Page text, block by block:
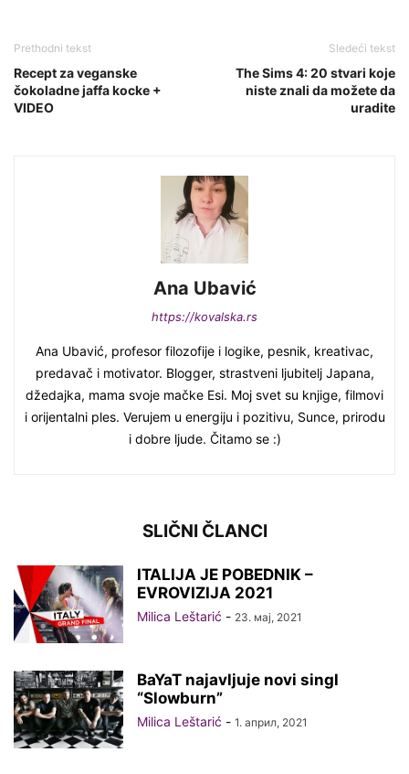
Prethodni tekst
Recept za veganske
čokoladne jaffa kocke +
VIDEO
Sledeći tekst
The Sims 4: 20 stvari koje
niste znali da možete da
uradite
Ana Ubavić
https://kovalska.rs
Ana Ubavić, profesor filozofije i logike, pesnik, kreativac,
predavač i motivator. Blogger, strastveni ljubitelj Japana,
džedajka, mama svoje mačke Esi. Moj svet su knjige, filmovi
i orijentalni ples. Verujem u energiju i pozitivu, Sunce, prirodu
i dobre ljude. Čitamo se :)
SLIČNI ČLANCI
ITALIJA JE POBEDNIK –
EVROVIZIJA 2021
Milica Leštarić - 23. мај, 2021
BaYaT najavljuje novi singl
“Slowburn”
Milica Leštarić - 1. април, 2021